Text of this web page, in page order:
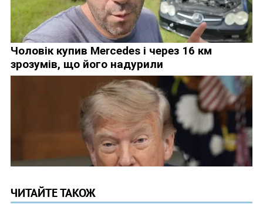
ЧИТАЙТЕ ТАКОЖ